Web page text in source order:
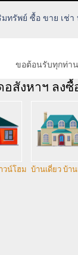
ทรัพย์ ซื้อ ขาย เช่
ขอต้อนรับทุกท่า
สังหาฯ ลงซื้
วน์โฮม บ้านเดี่ยว บ้า